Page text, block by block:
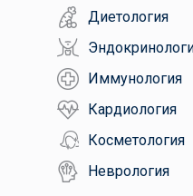
Диетология
Иммунология
Кардиология
Косметология
Неврология